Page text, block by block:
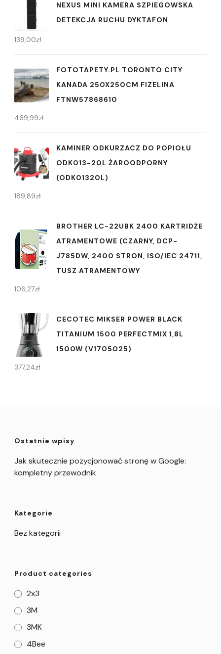
NEXUS MINI KAMERA SZPIEGOWSKA
DETEKCJA RUCHU DYKTAFON
139,00zł
FOTOTAPETY.PL TORONTO CITY
KANADA 250X250CM FIZELINA
FTNW57868610
469,99zł
KAMINER ODKURZACZ DO POPIOŁU
ODK013-20L ŻAROODPORNY
(ODK01320L)
189,89zł
BROTHER LC-22UBK 2400 KARTRIDŻE
ATRAMENTOWE (CZARNY, DCP-
J785DW, 2400 STRON, ISO/IEC 24711,
TUSZ ATRAMENTOWY
106,27zł
CECOTEC MIKSER POWER BLACK
TITANIUM 1500 PERFECTMIX 1,8L
1500W (V1705025)
377,24zł
Ostatnie wpisy
Jak skutecznie pozycjonować stronę w Google:
kompletny przewodnik
Kategorie
Bez kategorii
Product categories
2x3
3M
3MK
4Bee